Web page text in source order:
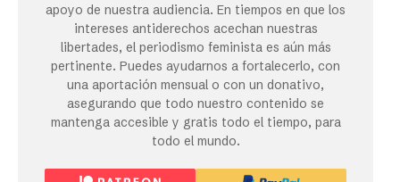
apoyo de nuestra audiencia. En tiempos en que los
intereses antiderechos acechan nuestras
libertades, el periodismo feminista es aún más
pertinente. Puedes ayudarnos a fortalecerlo, con
una aportación mensual o con un donativo,
asegurando que todo nuestro contenido se
mantenga accesible y gratis todo el tiempo, para
todo el mundo.